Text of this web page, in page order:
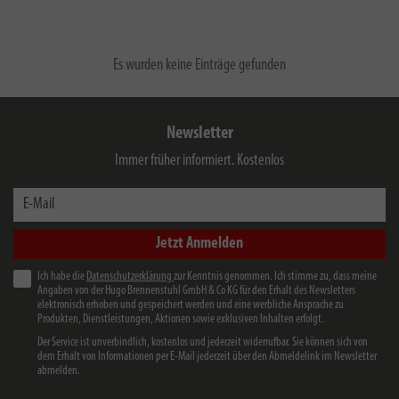
Es wurden keine Einträge gefunden
Newsletter
Immer früher informiert. Kostenlos
E-Mail
Jetzt Anmelden
Ich habe die Datenschutzerklärung zur Kenntnis genommen. Ich stimme zu, dass meine
Angaben von der Hugo Brennenstuhl GmbH & Co KG für den Erhalt des Newsletters
elektronisch erhoben und gespeichert werden und eine werbliche Ansprache zu
Produkten, Dienstleistungen, Aktionen sowie exklusiven Inhalten erfolgt.
Der Service ist unverbindlich, kostenlos und jederzeit widerrufbar. Sie können sich von
dem Erhalt von Informationen per E-Mail jederzeit über den Abmeldelink im Newsletter
abmelden.